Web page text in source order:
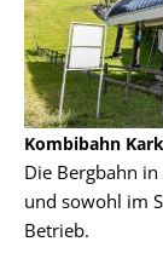
Kombibahn
Die Bergbahn
und sowohl im
Betrieb.